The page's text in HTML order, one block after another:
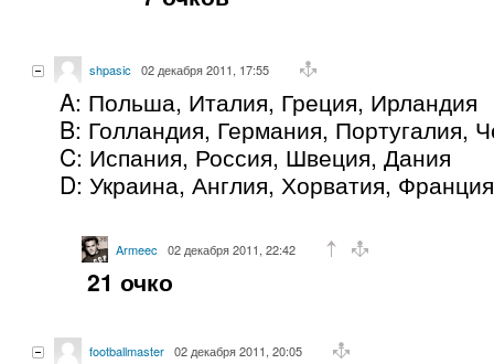
shpasic 02 декабря 2011, 17:55
A: Польша, Италия, Греция, Ирландия
B: Голландия, Германия, Португалия,
C: Испания, Россия, Швеция, Дания
D: Украина, Англия, Хорватия, Франция
Armeec 02 декабря 2011, 22:42
21 очко
footballmaster 02 декабря 2011, 20:05